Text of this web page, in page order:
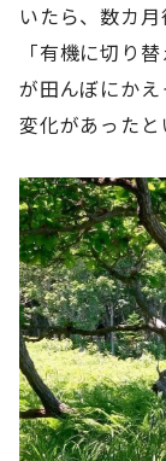
いたら、数カ
「有機に切り
が田んぼにか
変化があったと